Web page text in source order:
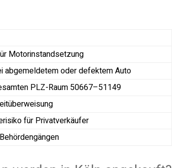
Motorinstandsetzung
abgemeldetem oder defektem Auto
PLZ-Raum 50667–51149
für Privatverkäufer